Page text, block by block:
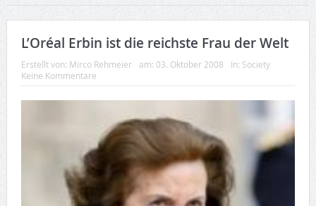
L’Oréal Erbin ist die reichste Frau der Welt
Erstellt von: Mirco Rehmeier am: 03. Oktober 2008 In: Society
Keine Kommentare